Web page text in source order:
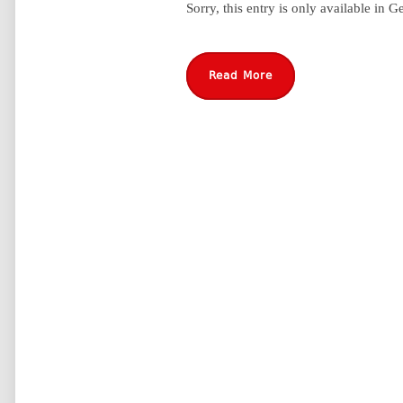
Sorry, this entry is only available in
Read More